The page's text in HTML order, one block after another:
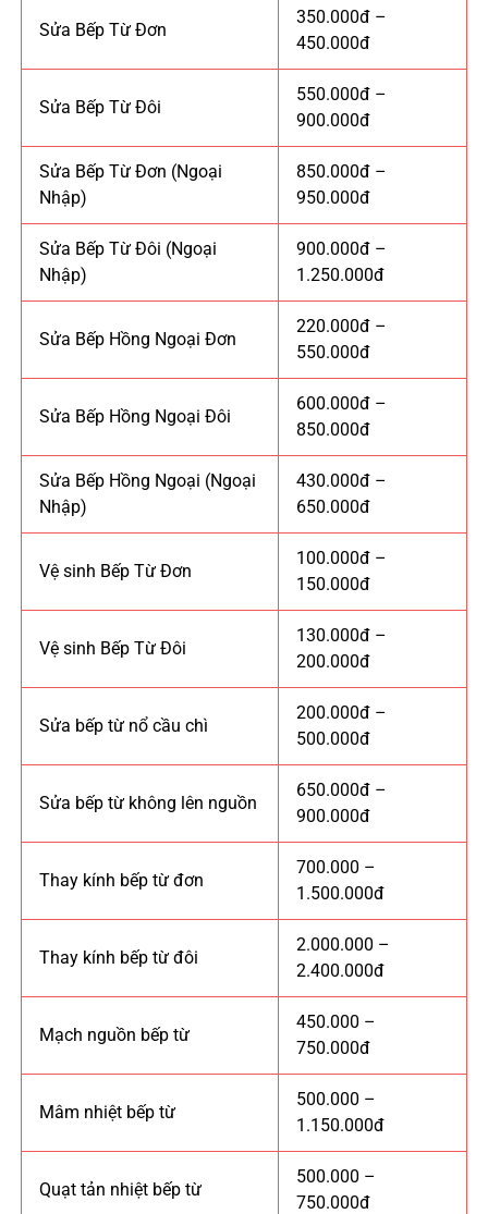
Sửa Bếp Từ Đơn
350.000đ –
450.000đ
Sửa Bếp Từ Đôi
550.000đ –
900.000đ
Sửa Bếp Từ Đơn (Ngoại
Nhập)
850.000đ –
950.000đ
Sửa Bếp Từ Đôi (Ngoại
Nhập)
900.000đ –
1.250.000đ
Sửa Bếp Hồng Ngoại Đơn
220.000đ –
550.000đ
Sửa Bếp Hồng Ngoại Đôi
600.000đ –
850.000đ
Sửa Bếp Hồng Ngoại (Ngoại
Nhập)
430.000đ –
650.000đ
Vệ sinh Bếp Từ Đơn
100.000đ –
150.000đ
Vệ sinh Bếp Từ Đôi
130.000đ –
200.000đ
Sửa bếp từ nổ cầu chì
200.000đ –
500.000đ
Sửa bếp từ không lên nguồn
650.000đ –
900.000đ
Thay kính bếp từ đơn
700.000 –
1.500.000đ
Thay kính bếp từ đôi
2.000.000 –
2.400.000đ
Mạch nguồn bếp từ
450.000 –
750.000đ
Mâm nhiệt bếp từ
500.000 –
1.150.000đ
Quạt tản nhiệt bếp từ
500.000 –
750.000đ